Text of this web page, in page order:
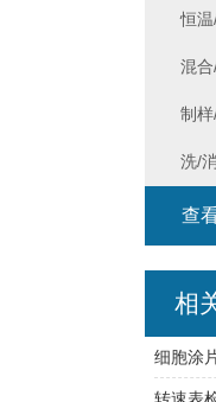
恒
混
制
洗/
查
相
细胞涂